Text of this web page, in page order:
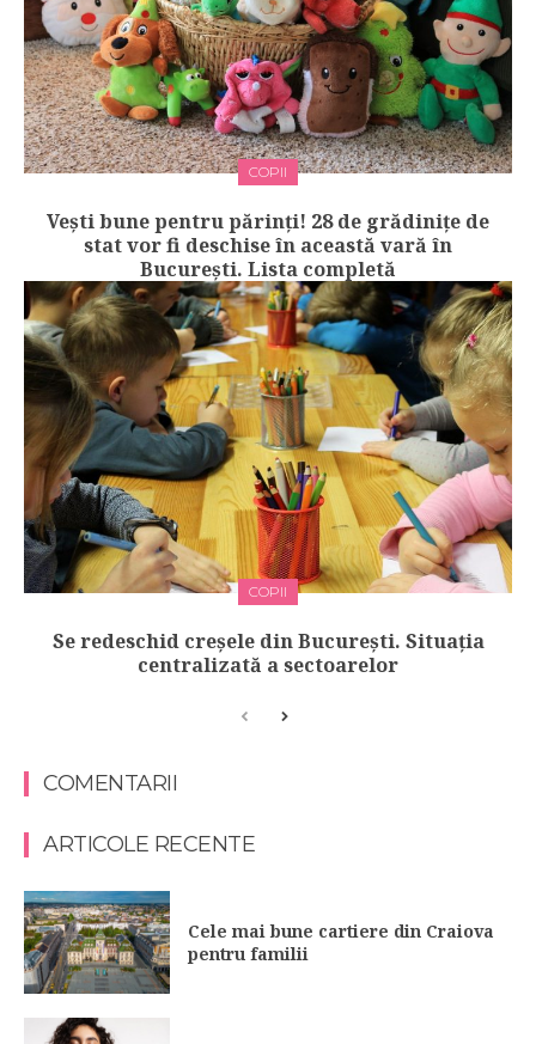
COPII
Vești bune pentru părinți! 28 de grădiniţe de
stat vor fi deschise în această vară în
București. Lista completă
COPII
Se redeschid creșele din București. Situația
centralizată a sectoarelor
COMENTARII
ARTICOLE RECENTE
Cele mai bune cartiere din Craiova
pentru familii